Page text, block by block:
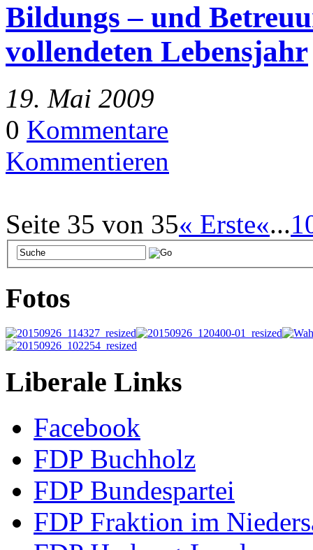
Bildungs – und
vollendeten Lebensjahr
19. Mai 2009
0 Kommentare
Kommentieren
Seite 35 von 35« Erste«...
Fotos
Liberale Links
Facebook
FDP Buchholz
FDP Bundespartei
FDP Fraktion im